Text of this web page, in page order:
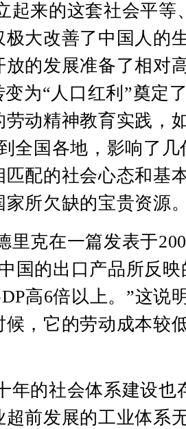
起来的这套社会平等
极大改善了中国人的
放的发展准备了相对
变为“人口红利 ”奠定
劳动精神教育实践，
全国各地，影响了
匹配的社会心态和基
家所欠缺的宝贵资源
里克在一篇发表于
国的出口产品所反
高6倍以上。 ”这说
候，它的劳动成本较
年的社会体系建设也
超前发展的工业体系